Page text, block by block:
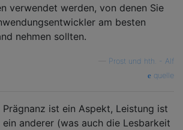
verwendet werden, von denen Sie
am besten
nehmen sollten.
Prost und hth. - Alf
quelle
Prägnanz ist ein Aspekt, Leistung ist
ein anderer (was auch die Lesbarkeit